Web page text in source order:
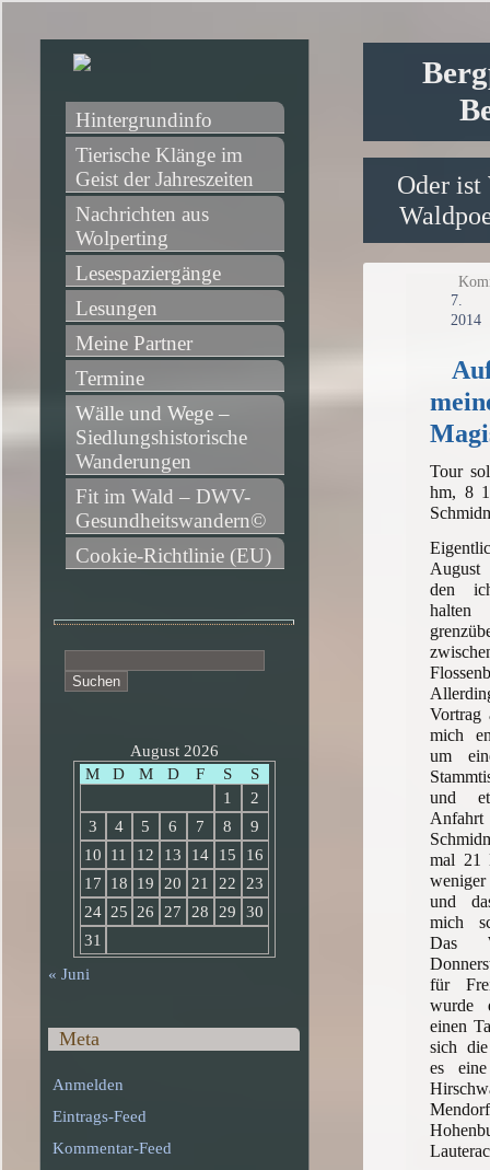
Oder ist
7.
2014
Tour
hm, 8
den
Vortrag
mich
um
und
mal 21
und
mich
Das
für
wurde
einen
sich
es
Hintergrundinfo
Tierische Klänge im
Geist der Jahreszeiten
Nachrichten aus
Wolperting
Lesespaziergänge
Lesungen
Meine Partner
Termine
Wälle und Wege –
Siedlungshistorische
Wanderungen
Fit im Wald – DWV-
Gesundheitswandern©
Cookie-Richtlinie (EU)
nach:
August 2026
M
D M D F S
S
1
2
3
4 5 6 7 8
9
10
11 12 13 14 15
16
17
18 19 20 21 22
23
24 25 26 27 28 29
30
31
« Juni
Meta
Anmelden
Eintrags-Feed
Kommentar-Feed